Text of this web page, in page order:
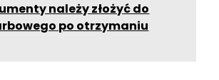
należy złożyć do
po otrzymaniu